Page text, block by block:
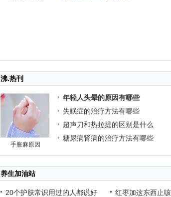
沸.热刊
手胀麻原因
年轻人头晕的原因有哪些
失眠症的治疗方法有哪些
超声刀和热拉提的区别是什么
糖尿病肾病的治疗方法有哪些
养生加油站
20个护肤常识用过的人都说好
红枣加这东西止